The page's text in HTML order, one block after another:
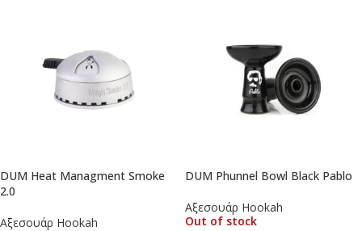
DUM Heat Managment Smoke
2.0
Αξεσουάρ Hookah
DUM Phunnel Bowl Black Pablo
Αξεσουάρ Hookah
Out of stock